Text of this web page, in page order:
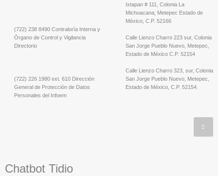
(722) 238 8490 Contraloría Interna y
Órgano de Control y Vigilancia
Directorio
(722) 226 1980 ext. 610 Dirección
General de Protección de Datos
Personales del Infoem
Ixtapan # 111, Colonia La
Michoacana; Metepec Estado de
México, C.P. 52166
Calle Lienzo Charro 223 sur, Colonia
San Jorge Pueblo Nuevo, Metepec,
Estado de México C.P. 52154
Calle Lienzo Charro 323, sur, Colonia
San Jorge Pueblo Nuevo, Metepec,
Estado de México, C.P. 52154.
Chatbot Tidio